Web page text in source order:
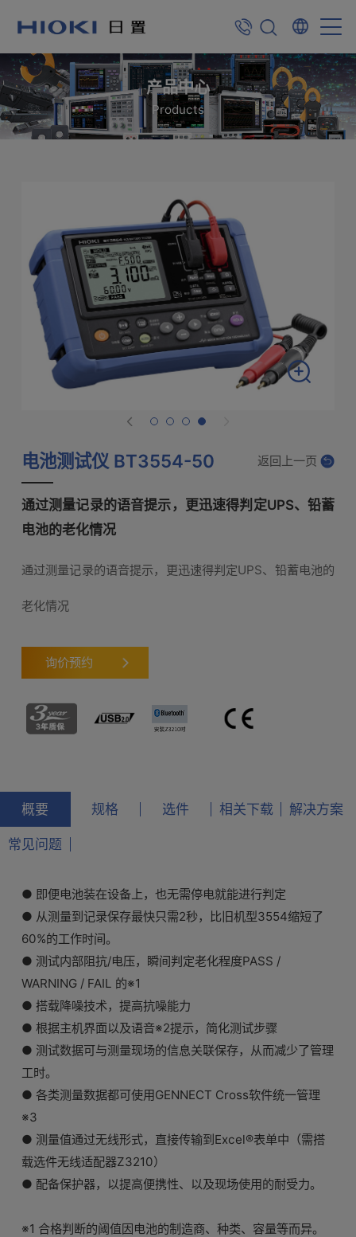
产品中心
Products
电池测试仪 BT3554-50 返回上一页
通过测量记录的语音提示，更迅速得判定UPS、铅蓄
电池的老化情况
通过测量记录的语音提示，更迅速得判定UPS、铅蓄电池的
老化情况
询价预约
概要 规格 选件 相关下载 解决方案
常见问题
● 即便电池装在设备上，也无需停电就能进行判定
● 从测量到记录保存最快只需2秒，比旧机型3554缩短了
60%的工作时间。
● 测试内部阻抗/电压，瞬间判定老化程度PASS /
WARNING / FAIL 的※1
● 搭载降噪技术，提高抗噪能力
● 根据主机界面以及语音※2提示，简化测试步骤
● 测试数据可与测量现场的信息关联保存，从而减少了管理
工时。
● 各类测量数据都可使用GENNECT Cross软件统一管理
※3
● 测量值通过无线形式，直接传输到Excel®表单中（需搭
载选件无线适配器Z3210）
● 配备保护器，以提高便携性、以及现场使用的耐受力。
※1 合格判断的阈值因电池的制造商、种类、容量等而异。